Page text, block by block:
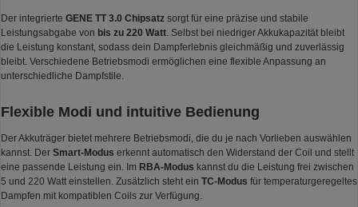
Der integrierte GENE TT 3.0 Chipsatz sorgt für eine präzise und stabile
Leistungsabgabe von bis zu 220 Watt. Selbst bei niedriger Akkukapazität bleibt
die Leistung konstant, sodass dein Dampferlebnis gleichmäßig und zuverlässig
bleibt. Verschiedene Betriebsmodi ermöglichen eine flexible Anpassung an
unterschiedliche Dampfstile.
Flexible Modi und intuitive Bedienung
Der Akkuträger bietet mehrere Betriebsmodi, die du je nach Vorlieben auswählen
kannst. Der Smart-Modus erkennt automatisch den Widerstand der Coil und stellt
eine passende Leistung ein. Im RBA-Modus kannst du die Leistung frei zwischen
5 und 220 Watt einstellen. Zusätzlich steht ein TC-Modus für temperaturgeregeltes
Dampfen mit kompatiblen Coils zur Verfügung.